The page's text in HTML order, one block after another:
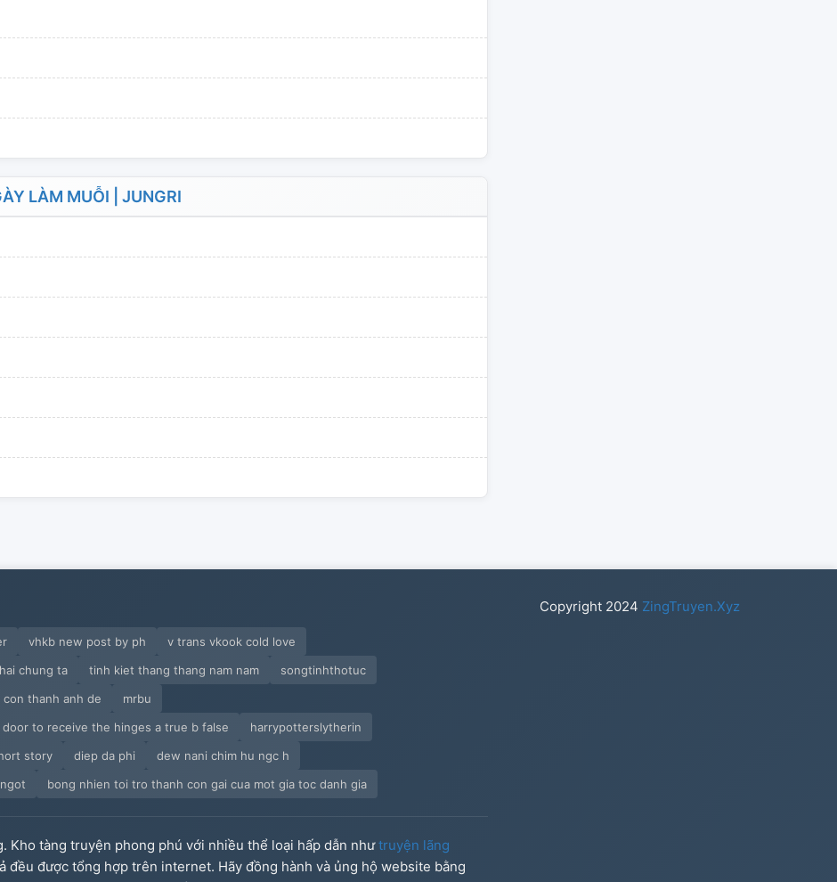
LÀM MUỖI | JUNGRI
vhkb new post by ph
v trans vkook cold love
chung ta tinh kiet thang thang nam nam
songtinhthotuc
thanh anh de
mrbu
to receive the hinges a true b false
harrypotterslytherin
story diep da phi
dew nani chim hu ngc h
bong nhien toi tro thanh con gai cua mot gia toc danh gia
Kho tàng truyện phong phú với nhiều thể loại hấp dẫn nhưtruyện lãng
đều được tổng hợp trên internet. Hãy đồng hành và ủng hộ website bằng
Copyright 2024 ZingTruyen.Xyz